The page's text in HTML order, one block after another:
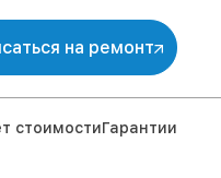
на ремонт
стоимостиГарантии